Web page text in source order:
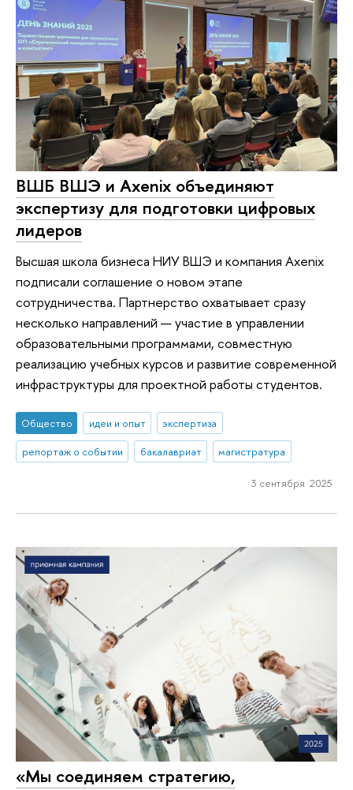
ВШБ ВШЭ и Axenix объединяют
экспертизу для подготовки цифровых
лидеров
Высшая школа бизнеса НИУ ВШЭ и компания Axenix
подписали соглашение о новом этапе
сотрудничества. Партнерство охватывает сразу
несколько направлений — участие в управлении
образовательными программами, совместную
реализацию учебных курсов и развитие современной
инфраструктуры для проектной работы студентов.
Общество идеи и опыт
экспертиза
репортаж о событии
бакалавриат магистратура
3 сентября 2025
«Мы соединяем стратегию,